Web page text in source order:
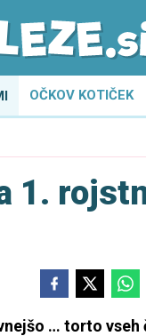
OČKOV KOTIČEK
1.
… torto vseh